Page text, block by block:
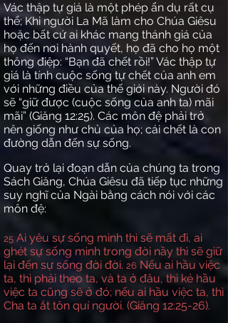
Vác thập tự giá là một phép ẩn dụ rất cụ
thể; Khi người La Mã làm cho Chúa Giêsu
hoặc bất cứ ai khác mang thánh giá của
họ đến nơi hành quyết, họ đã cho họ một
thông điệp: “Bạn đã chết rồi!” Vác thập tự
giá là tính cuộc sống tự chết của anh em
với những điều của thế giới này. Người đó
sẽ “giữ được (cuộc sống của anh ta) mãi
mãi” (Giăng 12:25). Các môn đệ phải trở
nên giống như chủ của họ; cái chết là con
đường dẫn đến sự sống.
Quay trở lại đoạn dẫn của chúng ta trong
Sách Giăng, Chúa Giêsu đã tiếp tục những
suy nghĩ của Ngài bằng cách nói với các
môn đệ:
25 Ai yêu sự sống mình thì sẽ mất đi, ai
ghét sự sống mình trong đời nầy thì sẽ giữ
lại đến sự sống đời đời. 26 Nếu ai hầu việc
ta, thì phải theo ta, và ta ở đâu, thì kẻ hầu
việc ta cũng sẽ ở đó; nếu ai hầu việc ta, thì
Cha ta ắt tôn quí người. (Giăng 12:25-26).